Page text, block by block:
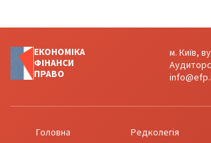
ЕКОНОМІКА
ФІНАНСИ
ПРАВО
м. Київ,
Головна Редколегія